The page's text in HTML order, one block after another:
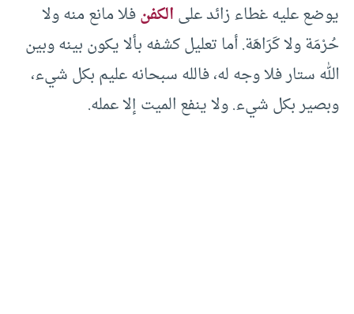
يوضع عليه غطاء زائد علىالكفنفلا مانع منه ولا
حُرْمَة ولا كَرَاهَة. أما تعليل كشفه بألا يكون بينه وبين
الله ستار فلا وجه له، فالله سبحانه عليم بكل شيء،
وبصير بكل شيء. ولا ينفع الميت إلا عمله.